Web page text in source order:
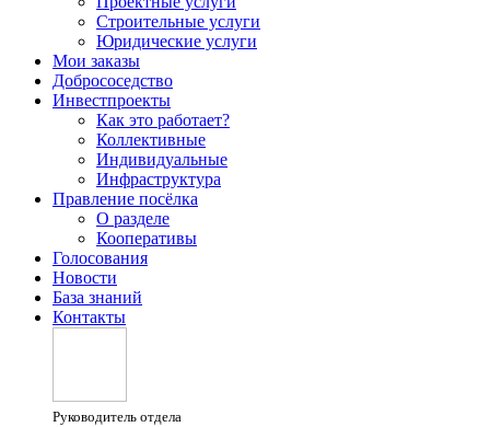
Строительные услуги
Юридические услуги
Мои заказы
Добрососедство
Инвестпроекты
Как это работает?
Коллективные
Индивидуальные
Инфраструктура
Правление посёлка
О разделе
Кооперативы
Голосования
Новости
База знаний
Контакты
Руководитель отдела